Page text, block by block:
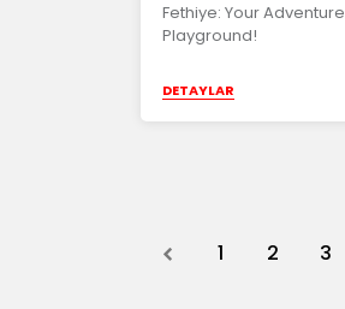
Fethiye: Your Adventure
Playground!
DETAYLAR
Previous
1 2 3